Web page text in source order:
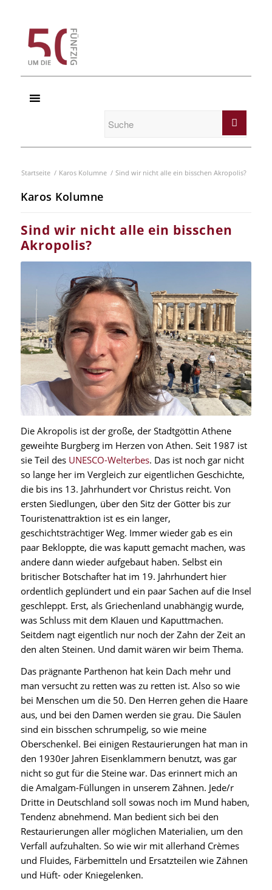
Startseite / Karos Kolumne / Sind wir nicht alle ein bisschen Akropolis?
Karos Kolumne
Sind wir nicht alle ein bisschen
Akropolis?
Die Akropolis ist der große, der Stadtgöttin Athene
geweihte Burgberg im Herzen von Athen. Seit 1987 ist
sie Teil des UNESCO-Welterbes. Das ist noch gar nicht
so lange her im Vergleich zur eigentlichen Geschichte,
die bis ins 13. Jahrhundert vor Christus reicht. Von
ersten Siedlungen, über den Sitz der Götter bis zur
Touristenattraktion ist es ein langer,
geschichtsträchtiger Weg. Immer wieder gab es ein
paar Bekloppte, die was kaputt gemacht machen, was
andere dann wieder aufgebaut haben. Selbst ein
britischer Botschafter hat im 19. Jahrhundert hier
ordentlich geplündert und ein paar Sachen auf die Insel
geschleppt. Erst, als Griechenland unabhängig wurde,
was Schluss mit dem Klauen und Kaputtmachen.
Seitdem nagt eigentlich nur noch der Zahn der Zeit an
den alten Steinen. Und damit wären wir beim Thema.
Das prägnante Parthenon hat kein Dach mehr und
man versucht zu retten was zu retten ist. Also so wie
bei Menschen um die 50. Den Herren gehen die Haare
aus, und bei den Damen werden sie grau. Die Säulen
sind ein bisschen schrumpelig, so wie meine
Oberschenkel. Bei einigen Restaurierungen hat man in
den 1930er Jahren Eisenklammern benutzt, was gar
nicht so gut für die Steine war. Das erinnert mich an
die Amalgam-Füllungen in unserem Zähnen. Jede/r
Dritte in Deutschland soll sowas noch im Mund haben,
Tendenz abnehmend. Man bedient sich bei den
Restaurierungen aller möglichen Materialien, um den
Verfall aufzuhalten. So wie wir mit allerhand Crèmes
und Fluides, Färbemitteln und Ersatzteilen wie Zähnen
und Hüft- oder Kniegelenken.